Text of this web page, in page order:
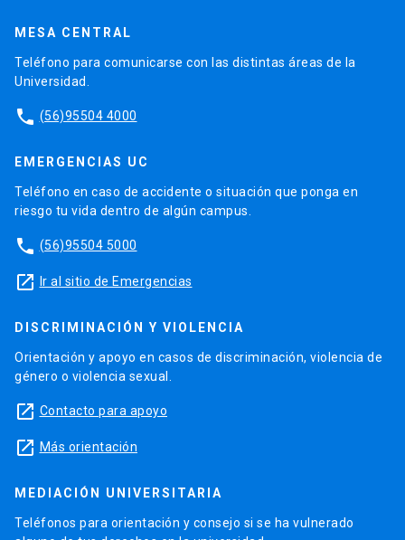
MESA CENTRAL
Teléfono para comunicarse con las distintas áreas de la
Universidad.
phone (56)95504 4000
EMERGENCIAS UC
Teléfono en caso de accidente o situación que ponga en
riesgo tu vida dentro de algún campus.
phone (56)95504 5000
launch Ir al sitio de Emergencias
DISCRIMINACIÓN Y VIOLENCIA
Orientación y apoyo en casos de discriminación, violencia de
género o violencia sexual.
launch Contacto para apoyo
launch Más orientación
MEDIACIÓN UNIVERSITARIA
Teléfonos para orientación y consejo si se ha vulnerado